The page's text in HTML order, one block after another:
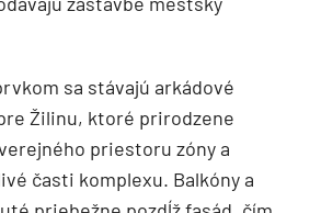
sa stávajú arkádové
Žilinu, ktoré prirodzene
priestoru zóny a
časti komplexu. Balkóny a